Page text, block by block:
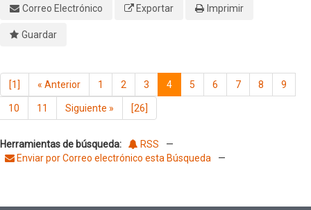
Correo Electrónico
Exportar Imprimir
Guardar
[1] « Anterior 1 2 3 4 5 6 7 8 9
10 11 Siguiente » [26]
Herramientas de búsqueda: RSS
—
Enviar por Correo electrónico esta Búsqueda
—